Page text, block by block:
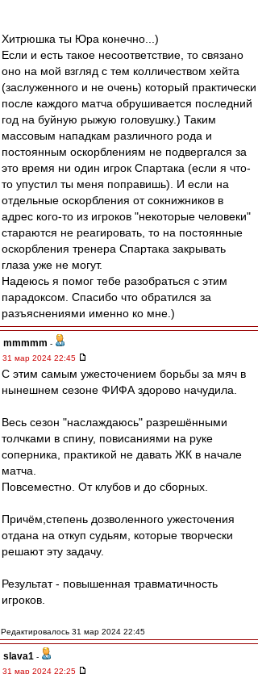
Хитрюшка ты Юра конечно...)
Если и есть такое несоответствие, то связано
оно на мой взгляд с тем колличеством хейта
(заслуженного и не очень) который практически
после каждого матча обрушивается последний
год на буйную рыжую головушку.) Таким
массовым нападкам различного рода и
постоянным оскорблениям не подвергался за
это время ни один игрок Спартака (если я что-
то упустил ты меня поправишь). И если на
отдельные оскорбления от сокнижников в
адрес кого-то из игроков "некоторые человеки"
стараются не реагировать, то на постоянные
оскорбления тренера Спартака закрывать
глаза уже не могут.
Надеюсь я помог тебе разобраться с этим
парадоксом. Спасибо что обратился за
разъяснениями именно ко мне.)
mmmmm -
31 мар 2024 22:45
С этим самым ужесточением борьбы за мяч в
нынешнем сезоне ФИФА здорово начудила.
Весь сезон "наслаждаюсь" разрешёнными
толчками в спину, повисаниями на руке
соперника, практикой не давать ЖК в начале
матча.
Повсеместно. От клубов и до сборных.
Причём,степень дозволенного ужесточения
отдана на откуп судьям, которые творчески
решают эту задачу.
Результат - повышенная травматичность
игроков.
Редактировалось 31 мар 2024 22:45
slava1 -
31 мар 2024 22:25